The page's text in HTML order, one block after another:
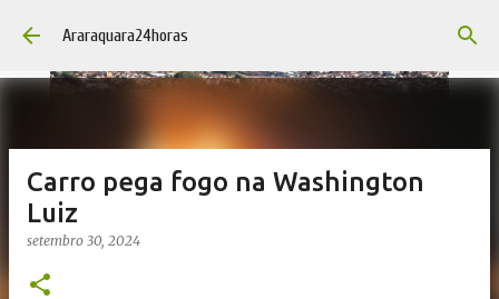
Pular para o conteúdo principal
Araraquara24horas
Carro pega fogo na Washington
Luiz
setembro 30, 2024